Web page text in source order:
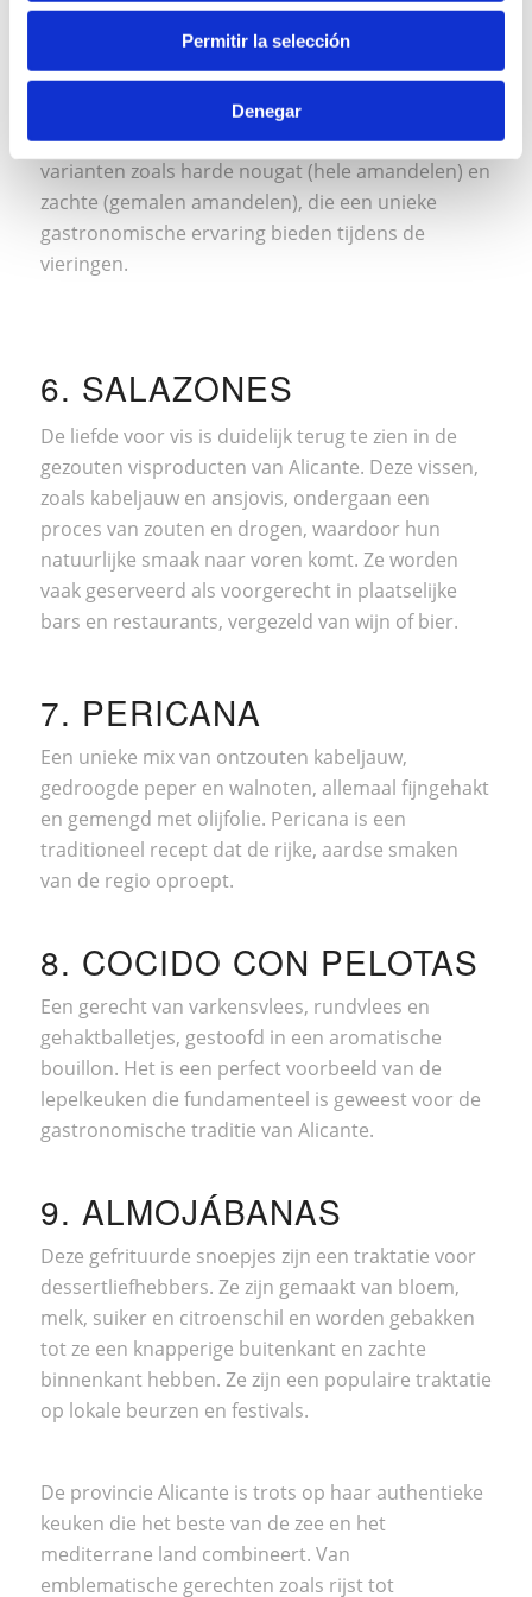
Permitir la selección
Denegar
5. NOGA
Noga uit Alicante, symbool van de kerstfeesten, is
een zoete en knapperige lekkernij. Gemaakt van
lokale amandelen en honing, bestaat het in
varianten zoals harde nougat (hele amandelen) en
zachte (gemalen amandelen), die een unieke
gastronomische ervaring bieden tijdens de
vieringen.
6. SALAZONES
De liefde voor vis is duidelijk terug te zien in de
gezouten visproducten van Alicante. Deze vissen,
zoals kabeljauw en ansjovis, ondergaan een
proces van zouten en drogen, waardoor hun
natuurlijke smaak naar voren komt. Ze worden
vaak geserveerd als voorgerecht in plaatselijke
bars en restaurants, vergezeld van wijn of bier.
7. PERICANA
Een unieke mix van ontzouten kabeljauw,
gedroogde peper en walnoten, allemaal fijngehakt
en gemengd met olijfolie. Pericana is een
traditioneel recept dat de rijke, aardse smaken
van de regio oproept.
8. COCIDO CON PELOTAS
Een gerecht van varkensvlees, rundvlees en
gehaktballetjes, gestoofd in een aromatische
bouillon. Het is een perfect voorbeeld van de
lepelkeuken die fundamenteel is geweest voor de
gastronomische traditie van Alicante.
9. ALMOJÁBANAS
Deze gefrituurde snoepjes zijn een traktatie voor
dessertliefhebbers. Ze zijn gemaakt van bloem,
melk, suiker en citroenschil en worden gebakken
tot ze een knapperige buitenkant en zachte
binnenkant hebben. Ze zijn een populaire traktatie
op lokale beurzen en festivals.
De provincie Alicante is trots op haar authentieke
keuken die het beste van de zee en het
mediterrane land combineert. Van
emblematische gerechten zoals rijst tot